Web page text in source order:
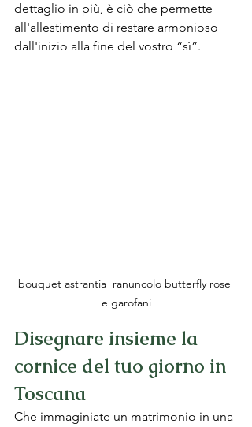
dettaglio in più, è ciò che permette
all'allestimento di restare armonioso
dall'inizio alla fine del vostro “sì”.
bouquet astrantia  ranuncolo butterfly rose
e garofani
Disegnare insieme la
cornice del tuo giorno in
Toscana
Che immaginiate un matrimonio in una